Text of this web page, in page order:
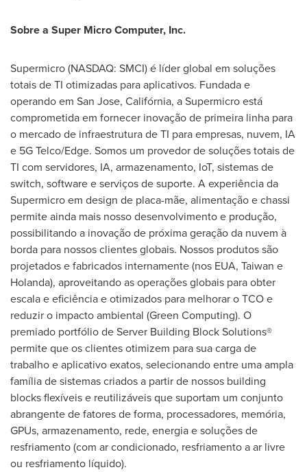
Sobre a Super Micro Computer, Inc.
Supermicro (NASDAQ: SMCI) é líder global em soluções
totais de TI otimizadas para aplicativos. Fundada e
operando em San Jose, Califórnia, a Supermicro está
comprometida em fornecer inovação de primeira linha para
o mercado de infraestrutura de TI para empresas, nuvem, IA
e 5G Telco/Edge. Somos um provedor de soluções totais de
TI com servidores, IA, armazenamento, IoT, sistemas de
switch, software e serviços de suporte. A experiência da
Supermicro em design de placa-mãe, alimentação e chassi
permite ainda mais nosso desenvolvimento e produção,
possibilitando a inovação de próxima geração da nuvem à
borda para nossos clientes globais. Nossos produtos são
projetados e fabricados internamente (nos EUA, Taiwan e
Holanda), aproveitando as operações globais para obter
escala e eficiência e otimizados para melhorar o TCO e
reduzir o impacto ambiental (Green Computing). O
premiado portfólio de Server Building Block Solutions®
permite que os clientes otimizem para sua carga de
trabalho e aplicativo exatos, selecionando entre uma ampla
família de sistemas criados a partir de nossos building
blocks flexíveis e reutilizáveis que suportam um conjunto
abrangente de fatores de forma, processadores, memória,
GPUs, armazenamento, rede, energia e soluções de
resfriamento (com ar condicionado, resfriamento a ar livre
ou resfriamento líquido).